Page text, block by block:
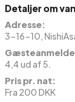
Detaljer om
Adresse:
3-16-10,
4,4 ud af 5.
Pris pr. nat:
Fra 200 DKK